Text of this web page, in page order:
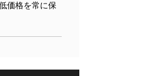
価格を常に保